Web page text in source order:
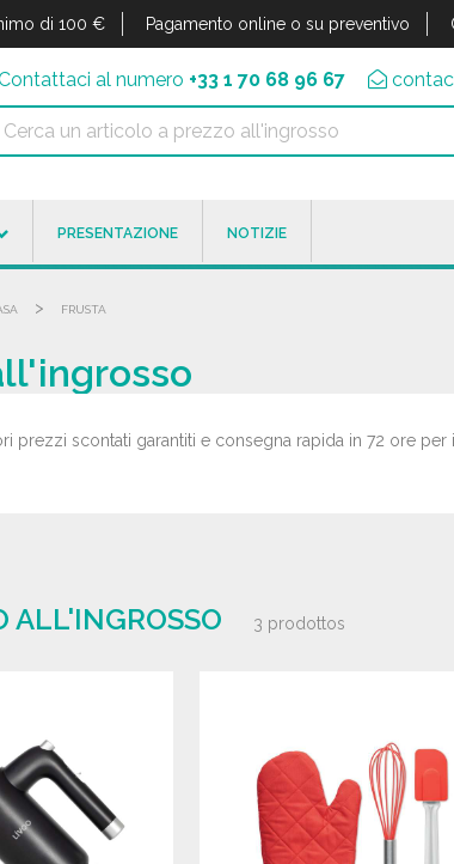
di 100 € Pagamento online o su preventivo
al numero +33 1 70 68 96 67
PRESENTAZIONE NOTIZIE
> FRUSTA
prezzi scontati garantiti e consegna rapida in 72 ore
ALL'INGROSSO 3 prodottos